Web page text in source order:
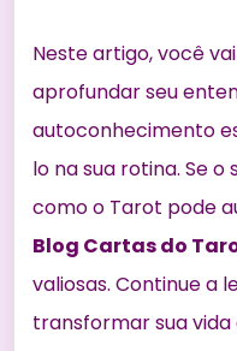
Neste artigo, você
aprofundar seu
autoconhecimento
lo na sua rotina. Se
como o Tarot pode
Blog Cartas do
valiosas. Continue a
transformar sua vida